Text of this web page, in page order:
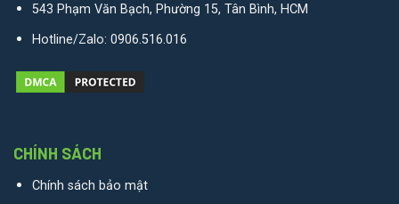
543 Phạm Văn Bạch, Phường 15, Tân Bình, HCM
Hotline/Zalo: 0906.516.016
CHÍNH SÁCH
Chính sách bảo mật